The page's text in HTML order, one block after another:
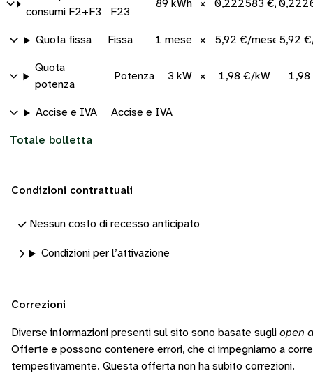
consumi F2+F3
F23
89 kWh × 0,222583 €/kWh
Quota fissa Fissa 1 mese × 5,92 €/mese 5,92
Quota
potenza
Potenza 3 kW × 1,98 €/kW
Accise e IVA Accise e IVA
Totale bolletta
Condizioni contrattuali
Nessun costo di recesso anticipato
Condizioni per l’attivazione
Correzioni
Diverse informazioni presenti sul sito sono basate sugli open
Offerte e possono contenere errori, che ci impegniamo a
tempestivamente. Questa offerta non ha subito correzioni.